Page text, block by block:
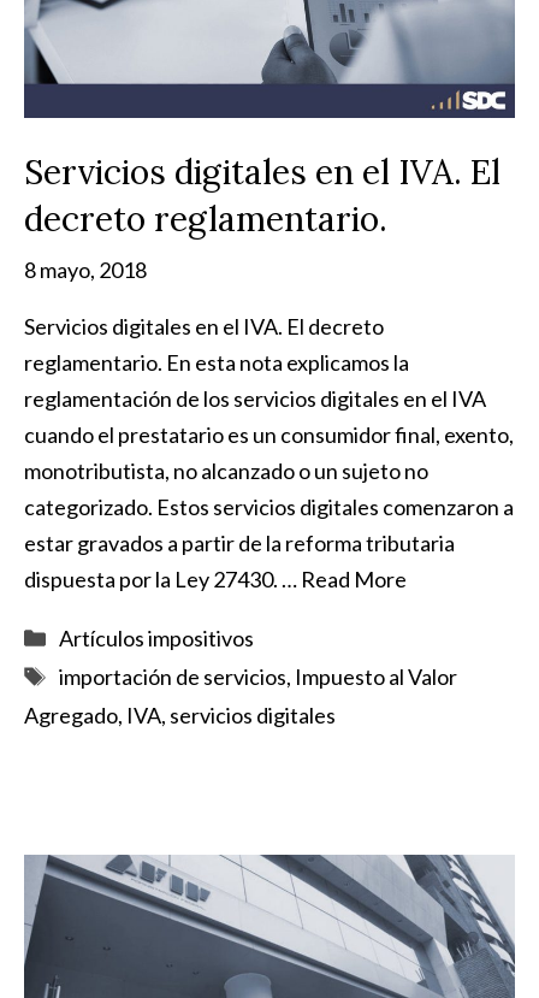
Servicios digitales en el IVA. El
decreto reglamentario.
8 mayo, 2018
Servicios digitales en el IVA. El decreto
reglamentario. En esta nota explicamos la
reglamentación de los servicios digitales en el IVA
cuando el prestatario es un consumidor final, exento,
monotributista, no alcanzado o un sujeto no
categorizado. Estos servicios digitales comenzaron a
estar gravados a partir de la reforma tributaria
dispuesta por la Ley 27430. … Read More
Categorías
Artículos impositivos
Etiquetas
importación de servicios, Impuesto al Valor
Agregado, IVA, servicios digitales